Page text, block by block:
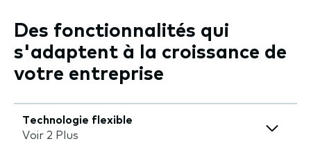
Des fonctionnalités qui
s'adaptent à la croissance de
votre entreprise
Technologie flexible
Voir 2 Plus